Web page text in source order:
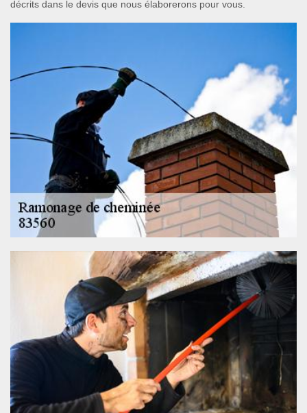
décrits dans le devis que nous élaborerons pour vous.